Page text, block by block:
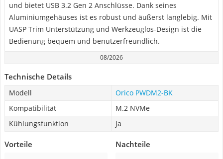
und bietet USB 3.2 Gen 2 Anschlüsse. Dank seines
Aluminiumgehäuses ist es robust und äußerst langlebig. Mit
UASP Trim Unterstützung und Werkzeuglos-Design ist die
Bedienung bequem und benutzerfreundlich.
08/2026
Technische Details
Modell
Orico PWDM2-BK
Kompatibilität
M.2 NVMe
Kühlungsfunktion
Ja
Vorteile Nachteile